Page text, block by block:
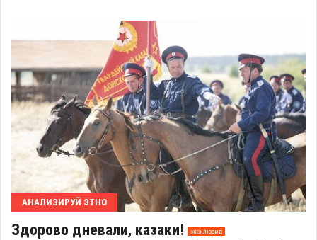
АНАЛИЗИРУЙ ЭТНО
Здорово дневали, казаки! эксклюзив